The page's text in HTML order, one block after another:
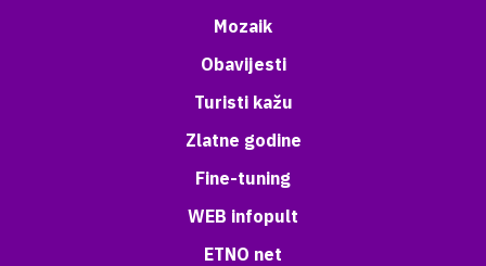
Mozaik
Obavijesti
Turisti kažu
Zlatne godine
Fine-tuning
WEB infopult
ETNO net